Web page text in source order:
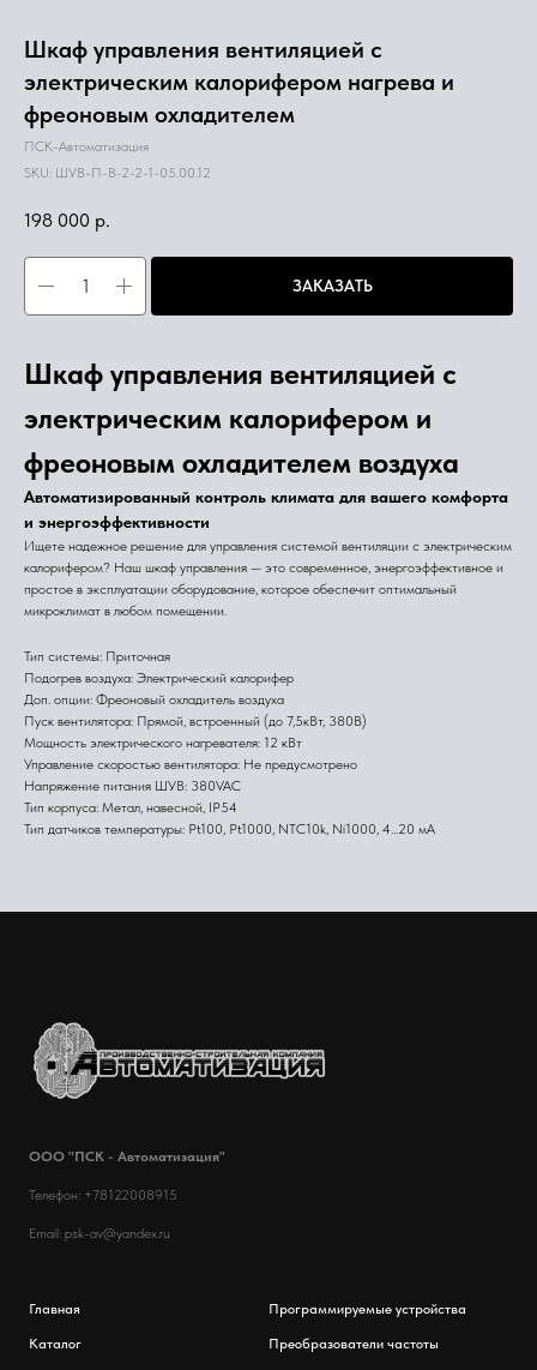
Шкаф управления вентиляцией с
электрическим калорифером нагрева и
фреоновым охладителем
ПСК-Автоматизация
SKU: ШУВ-П-В-2-2-1-05.00.12
198 000 р.
ЗАКАЗАТЬ
Шкаф управления вентиляцией с
электрическим калорифером и
фреоновым охладителем воздуха
Автоматизированный контроль климата для вашего комфорта
и энергоэффективности
Ищете надежное решение для управления системой вентиляции с электрическим
калорифером? Наш шкаф управления — это современное, энергоэффективное и
простое в эксплуатации оборудование, которое обеспечит оптимальный
микроклимат в любом помещении.
Тип системы: Приточная
Подогрев воздуха: Электрический калорифер
Доп. опции: Фреоновый охладитель воздуха
Пуск вентилятора: Прямой, встроенный (до 7,5кВт, 380В)
Мощность электрического нагревателя: 12 кВт
Управление скоростью вентилятора: Не предусмотрено
Напряжение питания ШУВ: 380VAC
Тип корпуса: Метал, навесной, IP54
Тип датчиков температуры: Pt100, Pt1000, NTC10k, Ni1000, 4...20 мА
ООО "ПСК - Автоматизация"
Телефон: +78122008915
Email: psk-av@yandex.ru
Главная
Каталог
Программируемые устройства
Преобразователи частоты